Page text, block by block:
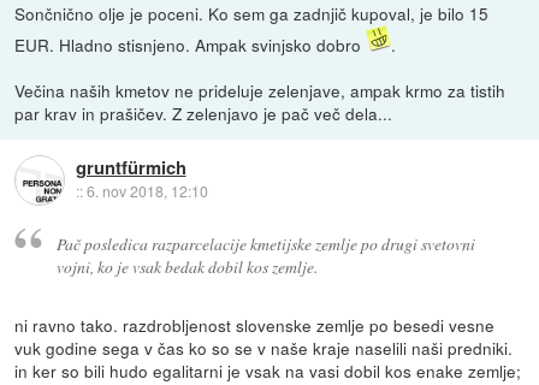
Sončnično olje je poceni. Ko sem ga zadnjič kupoval, je bilo 15
EUR. Hladno stisnjeno. Ampak svinjsko dobro
.
Večina naših kmetov ne prideluje zelenjave, ampak krmo za tistih
par krav in prašičev. Z zelenjavo je pač več dela...
gruntfürmich
::6. nov 2018, 12:10
Pač posledica razparcelacije kmetijske zemlje po drugi svetovni
vojni, ko je vsak bedak dobil kos zemlje.
ni ravno tako. razdrobljenost slovenske zemlje po besedi vesne
vuk godine sega v čas ko so se v naše kraje naselili naši predniki.
in ker so bili hudo egalitarni je vsak na vasi dobil kos enake zemlje;